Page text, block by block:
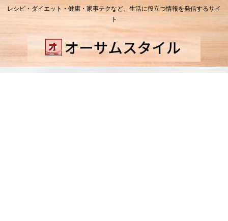
レシピ・ダイエット・健康・家事テクなど、生活に役立つ情報を発信するサイ
ト